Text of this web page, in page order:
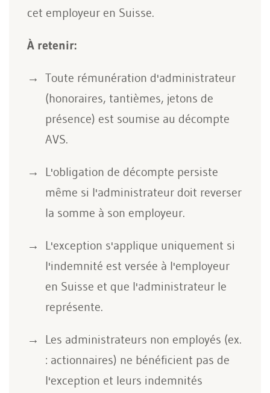
cet employeur en Suisse.
À retenir:
Toute rémunération d'administrateur
(honoraires, tantièmes, jetons de
présence) est soumise au décompte
AVS.
L'obligation de décompte persiste
même si l'administrateur doit reverser
la somme à son employeur.
L'exception s'applique uniquement si
l'indemnité est versée à l'employeur
en Suisse et que l'administrateur le
représente.
Les administrateurs non employés (ex.
: actionnaires) ne bénéficient pas de
l'exception et leurs indemnités